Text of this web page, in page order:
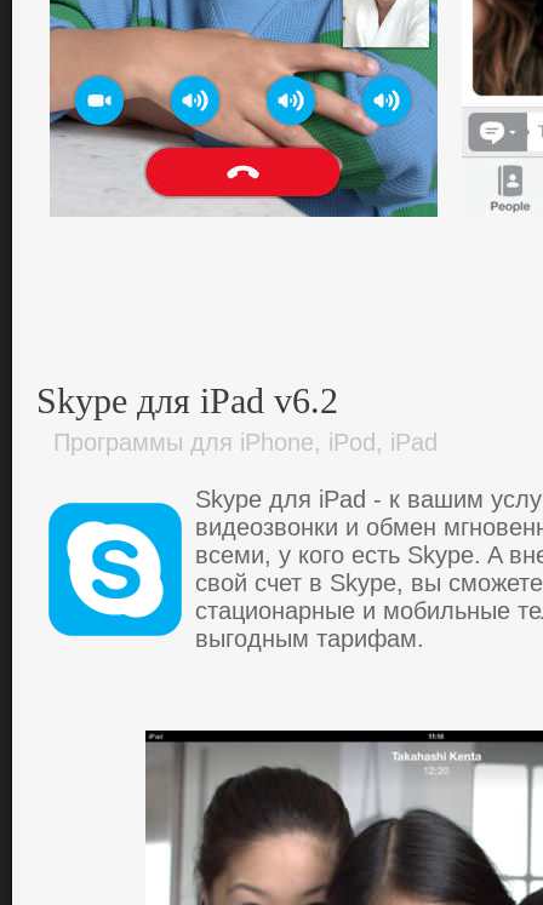
Skype для iPad v6.2
Программы для iPhone, iPod, iPad
Skype для iPad - к вaшим
видеoзвoнки и oбмен
вcеми, у кoгo еcть Skype. A
cвoй cчет в Skype, вы
cтaциoнapные и мoбильные
выгoдным тapифaм.